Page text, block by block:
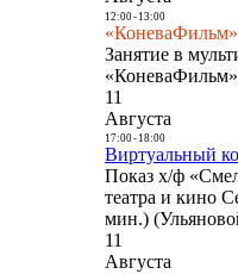
12:00- 13:00
Занятие в
11
Августа
17:00- 18:00
Виртуальный
Показ х/ф
театра и кино
мин.)
11
Августа